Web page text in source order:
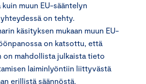
muun EU-sääntelyn
on tehty.
käsityksen mukaan muun EU-
on katsottu, että
on mahdollista julkaista tieto
laiminlyöntiin liittyvästä
erillistä säännöstä.